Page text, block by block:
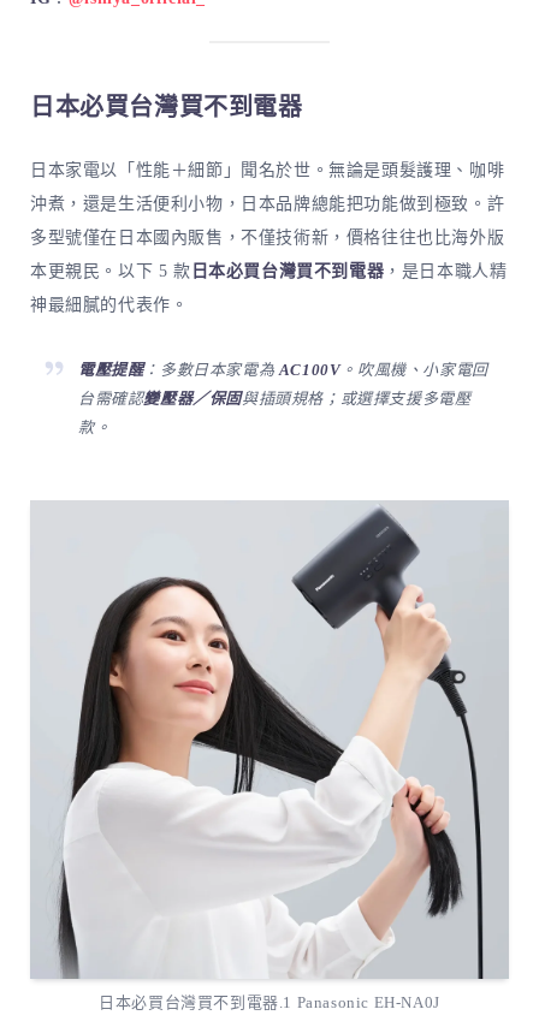
日本必買台灣買不到電器
日本家電以「性能＋細節」聞名於世。無論是頭髮護理、咖啡
沖煮，還是生活便利小物，日本品牌總能把功能做到極致。許
多型號僅在日本國內販售，不僅技術新，價格往往也比海外版
本更親民。以下 5 款 日本必買台灣買不到電器 ，是日本職人精
神最細膩的代表作。
電壓提醒：多數日本家電為AC100V。吹風機、小家電回
台需確認變壓器／保固與插頭規格；或選擇支援多電壓
款。
日本必買台灣買不到電器.1 Panasonic EH-NA0J